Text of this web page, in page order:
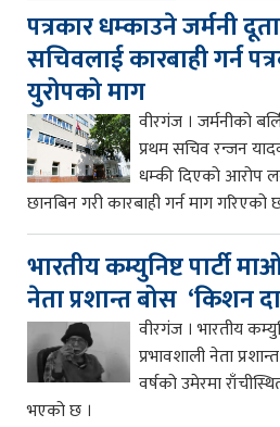
पत्रकार धम्काउने जर्मनी
सचिवलाई कारबाही गर्न
युरोपको माग
वीरगंज । जर्मनीको
प्रथम सचिव रन्जन
धम्की दिएको आरोप
छानबिन गरी कारबाही गर्न माग गरिएको
भारतीय कम्युनिष्ट पार्टी
नेता प्रशान्त बोस ‘किशन
वीरगंज । भारतीय
प्रभावशाली नेता
वर्षको उमेरमा
भएको छ ।